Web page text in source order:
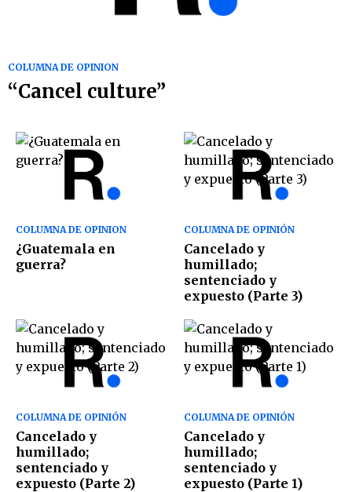
COLUMNA DE OPINION
“Cancel culture”
COLUMNA DE OPINION
¿Guatemala en
guerra?
COLUMNA DE OPINIÓN
Cancelado y
humillado;
sentenciado y
expuesto (Parte 3)
COLUMNA DE OPINIÓN
Cancelado y
humillado;
sentenciado y
expuesto (Parte 2)
COLUMNA DE OPINIÓN
Cancelado y
humillado;
sentenciado y
expuesto (Parte 1)